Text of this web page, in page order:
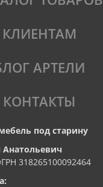
КЛИЕНТАМ
АРТЕЛИ
КОНТАКТЫ
под старину
318265100092464